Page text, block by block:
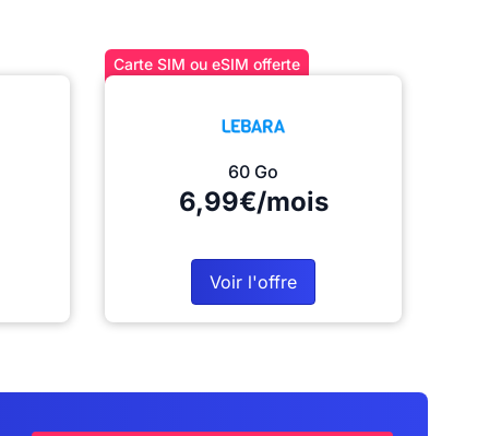
Carte SIM ou eSIM offerte
60 Go
6,99€/mois
Voir l'offre